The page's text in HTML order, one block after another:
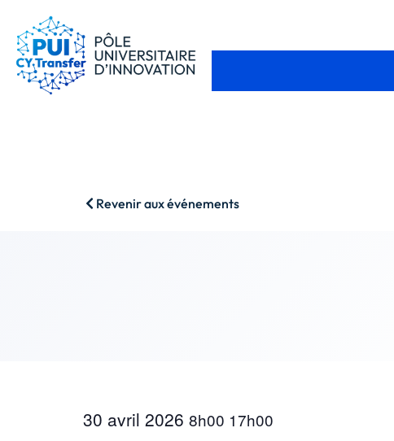
Revenir aux événements
30 avril 2026 8h00 17h00